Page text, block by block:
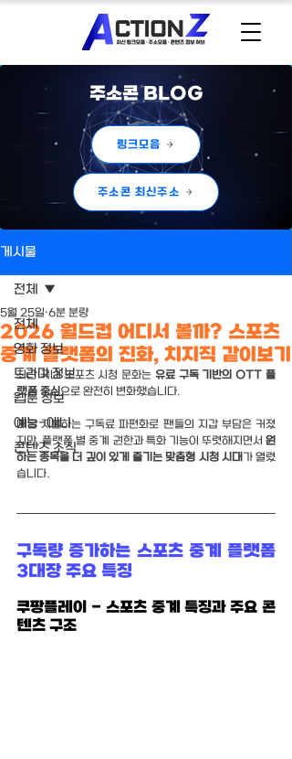
주소콘 BLOG
링크모음
주소콘 최신주소
게시물
전체
영화 정보
드라마 정보
웹툰 정보
예능-애니
콘텐츠 소식
전체
2026 월드컵 어디서 볼까? 스포츠
중계 플랫폼의 진화, 치지직 같이보기
5월 25일 6분 분량
최근 국내 스포츠 시청 문화는 유료 구독 기반의 OTT 플
랫폼 중심으로 완전히 변화했습니다.
매달 지불하는 구독료 파편화로 팬들의 지갑 부담은 커졌
지만, 플랫폼 별 중계 권한과 특화 기능이 뚜렷해지면서 원
하는 종목을 더 깊이 있게 즐기는 맞춤형 시청 시대가 열렸
습니다.
구독량 증가하는 스포츠 중계
플랫폼
3대장 주요 특징
쿠팡플레이 - 스포츠 중계 특징과 주요 콘
텐츠 구조